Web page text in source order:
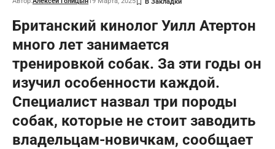
Британский кинолог Уилл Атертон
много лет занимается
тренировкой собак. За эти годы он
изучил особенности каждой.
Специалист назвал три породы
собак, которые не стоит заводить
владельцам-новичкам, сообщает